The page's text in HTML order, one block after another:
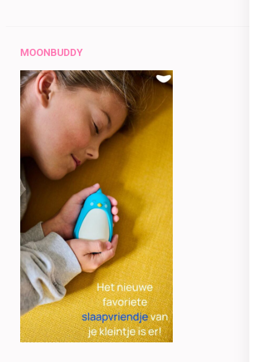
MOONBUDDY